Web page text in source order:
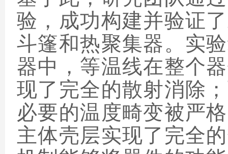
验，成功构建并验证
斗篷和热聚集器。实
器中，等温线在整个
现了完全的散射消除
必要的温度畸变被严
主体壳层实现了完全